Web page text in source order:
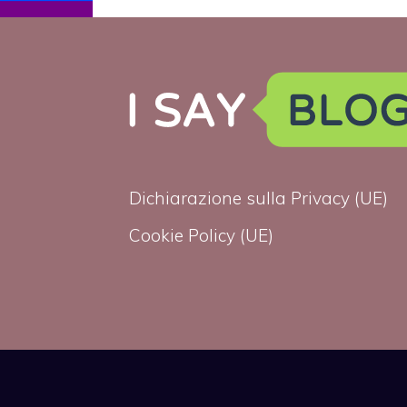
Dichiarazione sulla Privacy (UE)
Cookie Policy (UE)